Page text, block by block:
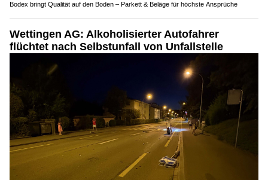
Bodex bringt Qualität auf den Boden – Parkett & Beläge für höchste Ansprüche
Wettingen AG: Alkoholisierter Autofahrer
flüchtet nach Selbstunfall von Unfallstelle